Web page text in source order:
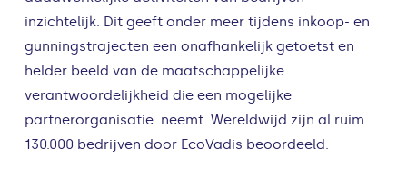
inzichtelijk. Dit geeft onder meer tijdens inkoop- en
gunningstrajecten een onafhankelijk getoetst en
helder beeld van de maatschappelijke
verantwoordelijkheid die een mogelijke
partnerorganisatie neemt. Wereldwijd zijn al ruim
130.000 bedrijven door EcoVadis beoordeeld.